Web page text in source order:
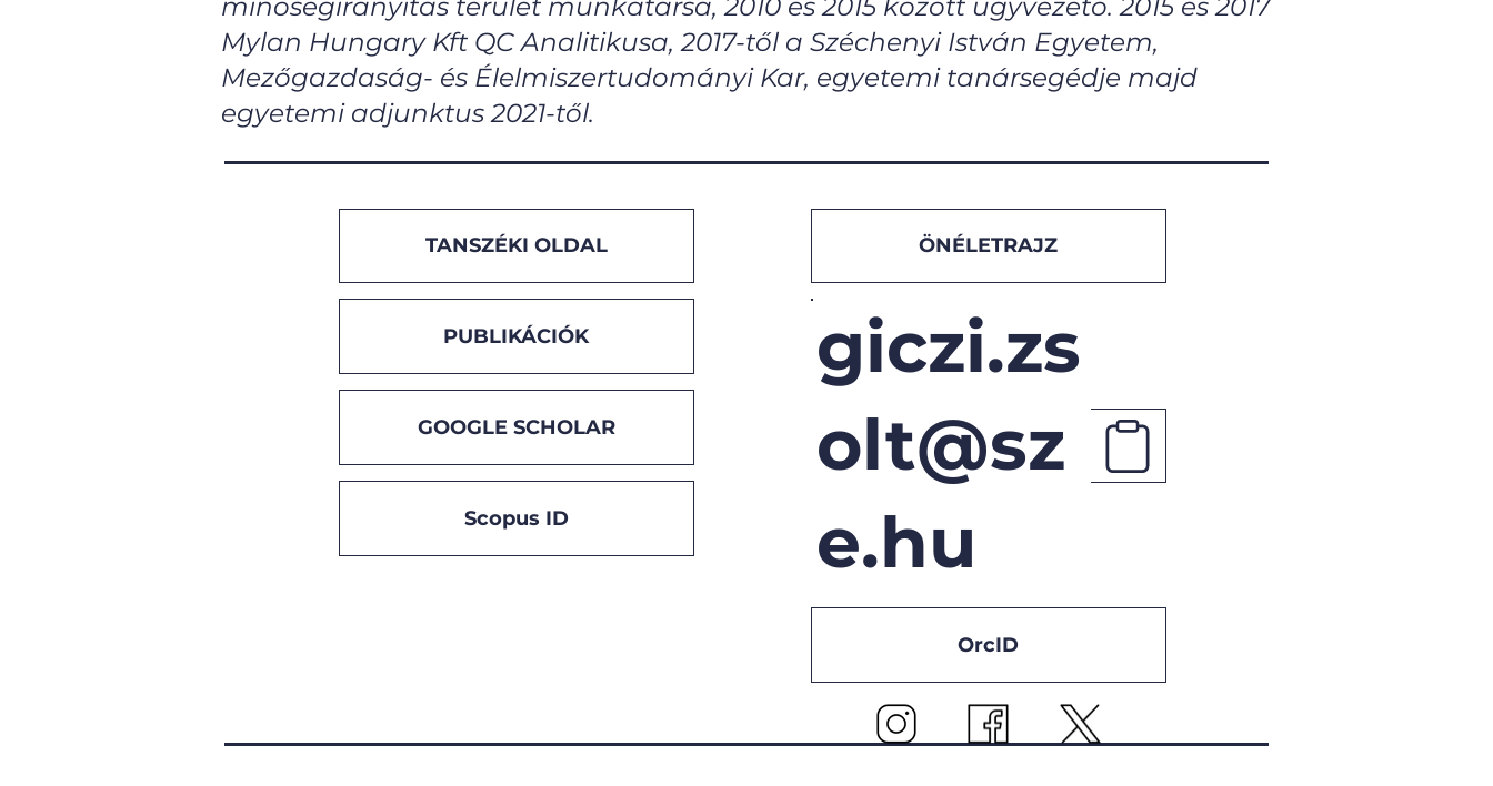
minőségirányítás terület munkatársa, 2010 és 2015 között ügyvezető. 2015 és 2017
Mylan Hungary Kft QC Analitikusa, 2017-től a Széchenyi István Egyetem,
Mezőgazdaság- és Élelmiszertudományi Kar, egyetemi tanársegédje majd
egyetemi adjunktus 2021-től.
TANSZÉKI OLDAL
PUBLIKÁCIÓK
GOOGLE SCHOLAR
Scopus ID
ÖNÉLETRAJZ
giczi.zs
olt@sz
e.hu
OrcID